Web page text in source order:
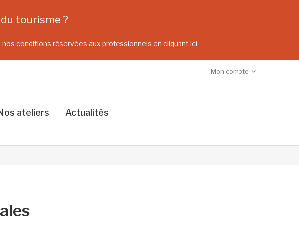
tourisme ?
conditions réservées aux professionnels en cliquant ici
Mon compte
ateliers Actualités